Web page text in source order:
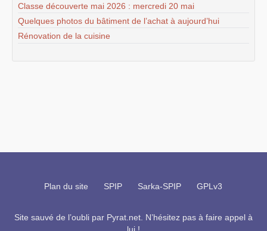
Classe découverte mai 2026 : mercredi 20 mai
Quelques photos du bâtiment de l’achat à aujourd’hui
Rénovation de la cuisine
Plan du site SPIP Sarka-SPIP GPLv3
Site sauvé de l’oubli par Pyrat.net . N’hésitez pas à faire appel à